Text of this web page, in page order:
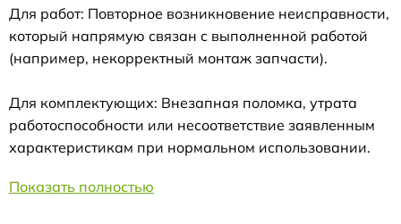
Для работ: Повторное возникновение неисправности,
который напрямую связан с выполненной работой
(например, некорректный монтаж запчасти).
Для комплектующих: Внезапная поломка, утрата
работоспособности или несоответствие заявленным
характеристикам при нормальном использовании.
Показать полностью